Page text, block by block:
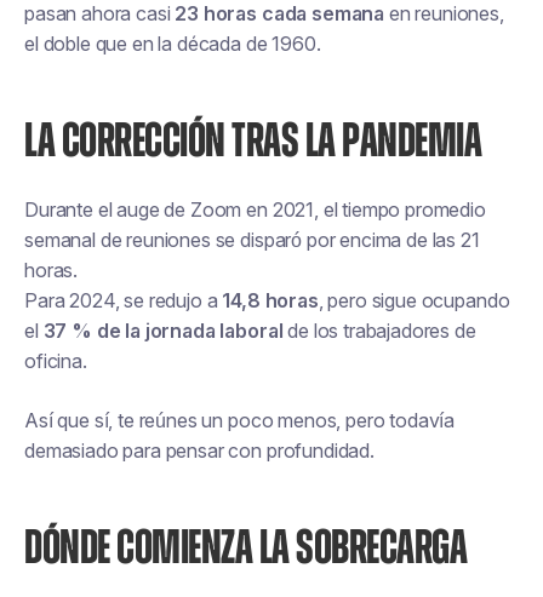
pasan ahora casi 23 horas cada semana en reuniones,
el doble que en la década de 1960.
LA CORRECCIÓN TRAS LA PANDEMIA
Durante el auge de Zoom en 2021, el tiempo promedio
semanal de reuniones se disparó por encima de las 21
horas.
Para 2024, se redujo a 14,8 horas, pero sigue ocupando
el 37 % de la jornada laboral de los trabajadores de
oficina.
Así que sí, te reúnes un poco menos, pero todavía
demasiado para pensar con profundidad.
DÓNDE COMIENZA LA SOBRECARGA